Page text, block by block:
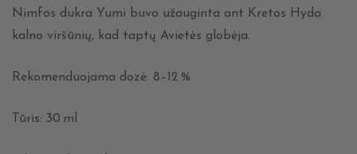
Nimfos dukra Yumi buvo užauginta ant Kretos Hyda
kalno viršūnių, kad taptų Avietės globėja.
Rekomenduojama dozė: 8–12 %
Tūris: 30 ml